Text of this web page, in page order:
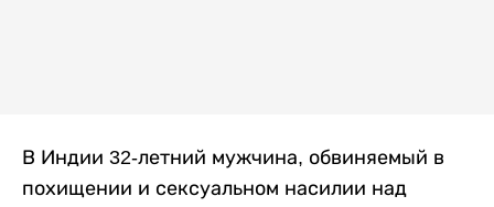
В Индии 32-летний мужчина, обвиняемый в
похищении и сексуальном насилии над